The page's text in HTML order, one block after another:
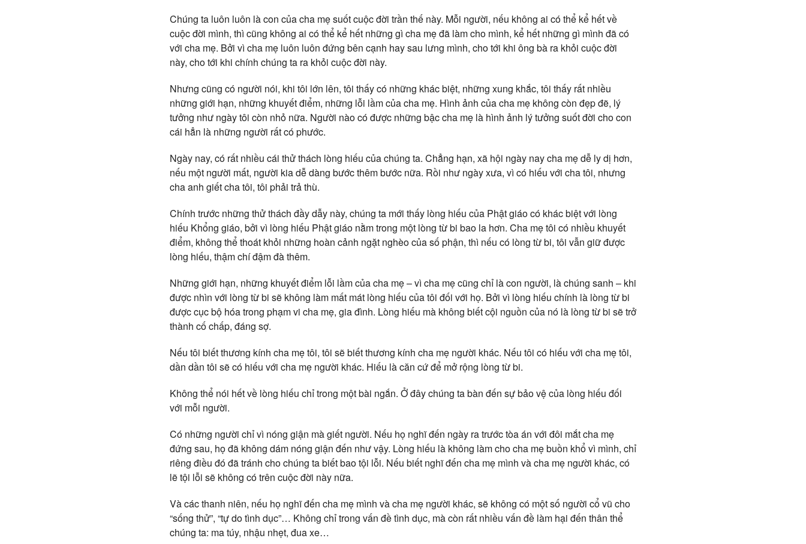
Chúng ta luôn luôn là con của cha mẹ suốt cuộc đời trần thế này. Mỗi người, nếu không ai có thể kể hết về
cuộc đời mình, thì cũng không ai có thể kể hết những gì cha mẹ đã làm cho mình, kể hết những gì mình đã có
với cha mẹ. Bởi vì cha mẹ luôn luôn đứng bên cạnh hay sau lưng mình, cho tới khi ông bà ra khỏi cuộc đời
này, cho tới khi chính chúng ta ra khỏi cuộc đời này.
Nhưng cũng có người nói, khi tôi lớn lên, tôi thấy có những khác biệt, những xung khắc, tôi thấy rất nhiều
những giới hạn, những khuyết điểm, những lỗi lầm của cha mẹ. Hình ảnh của cha mẹ không còn đẹp đẽ, lý
tưởng như ngày tôi còn nhỏ nữa. Người nào có được những bậc cha mẹ là hình ảnh lý tưởng suốt đời cho con
cái hẳn là những người rất có phước.
Ngày nay, có rất nhiều cái thử thách lòng hiếu của chúng ta. Chẳng hạn, xã hội ngày nay cha mẹ dễ ly dị hơn,
nếu một người mất, người kia dễ dàng bước thêm bước nữa. Rồi như ngày xưa, vì có hiếu với cha tôi, nhưng
cha anh giết cha tôi, tôi phải trả thù.
Chính trước những thử thách đầy dẫy này, chúng ta mới thấy lòng hiếu của Phật giáo có khác biệt với lòng
hiếu Khổng giáo, bởi vì lòng hiếu Phật giáo nằm trong một lòng từ bi bao la hơn. Cha mẹ tôi có nhiều khuyết
điểm, không thể thoát khỏi những hoàn cảnh ngặt nghèo của số phận, thì nếu có lòng từ bi, tôi vẫn giữ được
lòng hiếu, thậm chí đậm đà thêm.
Những giới hạn, những khuyết điểm lỗi lầm của cha mẹ – vì cha mẹ cũng chỉ là con người, là chúng sanh – khi
được nhìn với lòng từ bi sẽ không làm mất mát lòng hiếu của tôi đối với họ. Bởi vì lòng hiếu chính là lòng từ bi
được cục bộ hóa trong phạm vi cha mẹ, gia đình. Lòng hiếu mà không biết cội nguồn của nó là lòng từ bi sẽ trở
thành cố chấp, đáng sợ.
Nếu tôi biết thương kính cha mẹ tôi, tôi sẽ biết thương kính cha mẹ người khác. Nếu tôi có hiếu với cha mẹ tôi,
dần dần tôi sẽ có hiếu với cha mẹ người khác. Hiếu là căn cứ để mở rộng lòng từ bi.
Không thể nói hết về lòng hiếu chỉ trong một bài ngắn. Ở đây chúng ta bàn đến sự bảo vệ của lòng hiếu đối
với mỗi người.
Có những người chỉ vì nóng giận mà giết người. Nếu họ nghĩ đến ngày ra trước tòa án với đôi mắt cha mẹ
đứng sau, họ đã không dám nóng giận đến như vậy. Lòng hiếu là không làm cho cha mẹ buồn khổ vì mình, chỉ
riêng điều đó đã tránh cho chúng ta biết bao tội lỗi. Nếu biết nghĩ đến cha mẹ mình và cha mẹ người khác, có
lẽ tội lỗi sẽ không có trên cuộc đời này nữa.
Và các thanh niên, nếu họ nghĩ đến cha mẹ mình và cha mẹ người khác, sẽ không có một số người cổ vũ cho
“sống thử”, “tự do tình dục”… Không chỉ trong vấn đề tình dục, mà còn rất nhiều vấn đề làm hại đến thân thể
chúng ta: ma túy, nhậu nhẹt, đua xe…